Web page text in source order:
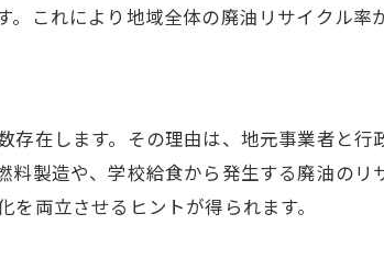
らす次世代の持続的発展
これにより地域全体の廃油リサイクル率
在します。その理由は、地元事業者と行
製造や、学校給食から発生する廃油のリ
両立させるヒントが得られます。